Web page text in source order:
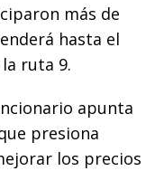
más de
hasta el
ruta 9.
apunta
presiona
los precios